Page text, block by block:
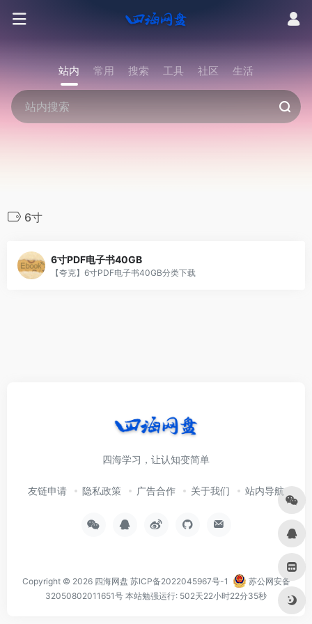
站内 常用 搜索 工具 社区 生活
6寸
6寸PDF电子书40GB
【夸克】6寸PDF电子书40GB分类下载
四海学习，让认知变简单
友链申请 隐私政策 广告合作 关于我们 站内导航
Copyright © 2026 四海网盘 苏ICP备2022045967号-1
苏公网安备
32050802011651号 本站勉强运行: 502天22小时22分35秒